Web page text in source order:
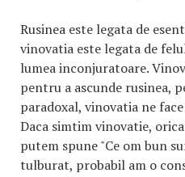
Rusinea este legata de
vinovatia este legata de
lumea inconjuratoare.
pentru a ascunde rusinea,
paradoxal, vinovatia ne
Daca simtim vinovatie,
putem spune "Ce om bun
tulburat, probabil am o